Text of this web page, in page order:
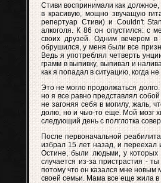
Стиви воспринимали как
в красивую, мощно звучащую
репертуар Стиви) и Couldn't
алкоголя. К 86 он опустился: с
своих друзей. Одним вечером
обрушился, у меня были все
Ведь я употреблял четверть
грамм в выпивку, выпивал и
как я попадал в ситуацию, когда
Это не могло продолжаться
но я все равно представлял
не загоняя себя в могилу, жаль,
долю, но и чью-то еще. Мой мозг
следующий день с полглотка
После первоначальной
избрал 15 лет назад, и переехал
Остине, были людьми, у которых
случается из-за пристрастия -
потому что он казался мне новым
своей семьи. Мама все еще жила в